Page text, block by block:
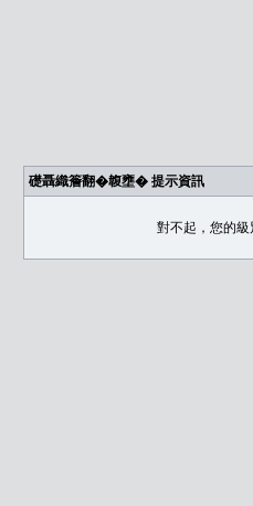
礎聶織簷翻�䪖壅� 提示資訊
對不起，您的